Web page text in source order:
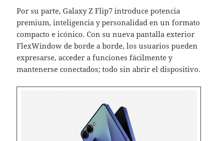
Por su parte, Galaxy Z Flip7 introduce potencia
premium, inteligencia y personalidad en un formato
compacto e icónico. Con su nueva pantalla exterior
FlexWindow de borde a borde, los usuarios pueden
expresarse, acceder a funciones fácilmente y
mantenerse conectados; todo sin abrir el dispositivo.